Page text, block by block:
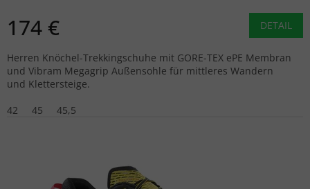
174 € DETAIL
Herren Knöchel-Trekkingschuhe mit GORE-TEX ePE Membran
und Vibram Megagrip Außensohle für mittleres Wandern
und Klettersteige.
42
45 45,5